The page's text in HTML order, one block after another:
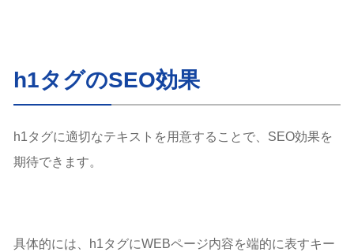
h1タグのSEO効果
h1タグに適切なテキストを用意することで、SEO効果を
期待できます。
具体的には、h1タグにWEBページ内容を端的に表すキー